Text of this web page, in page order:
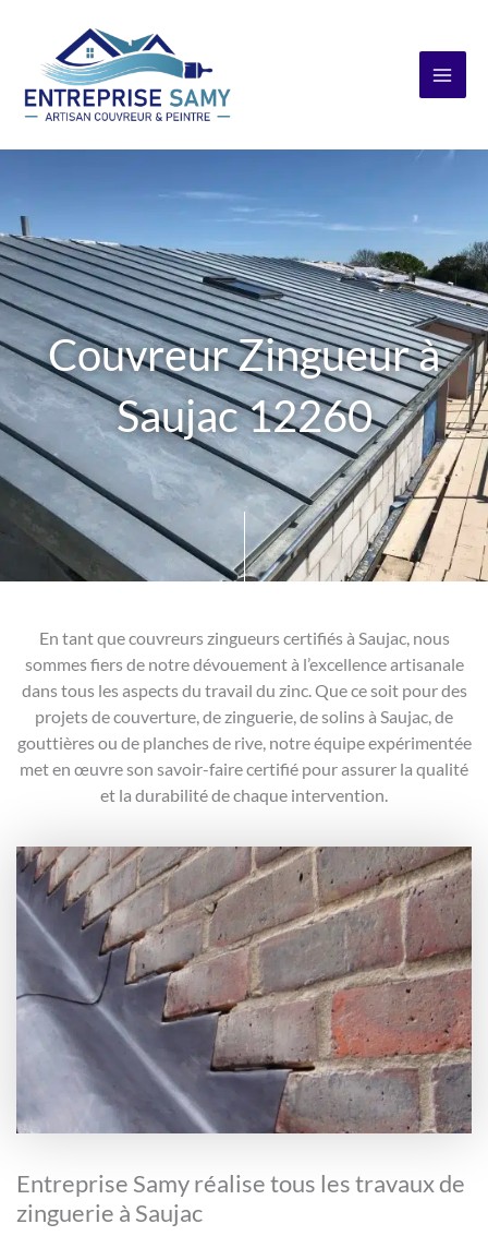
contenu
Couvreur Zingueur à
Saujac 12260
En tant que couvreurs zingueurs certifiés à Saujac, nous
sommes fiers de notre dévouement à l’excellence artisanale
dans tous les aspects du travail du zinc. Que ce soit pour des
projets de couverture, de zinguerie, de solins à Saujac, de
gouttières ou de planches de rive, notre équipe expérimentée
met en œuvre son savoir-faire certifié pour assurer la qualité
et la durabilité de chaque intervention.
Entreprise Samy réalise tous les travaux de
zinguerie à Saujac